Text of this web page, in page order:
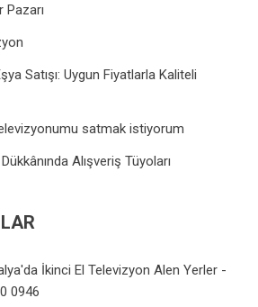
Pazarı
Satışı: Uygun Fiyatlarla Kaliteli
satmak istiyorum
Alışveriş Tüyoları
İkinci El Televizyon Alen Yerler -
0946